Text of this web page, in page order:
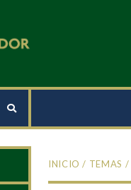
INICIO / TEMAS /